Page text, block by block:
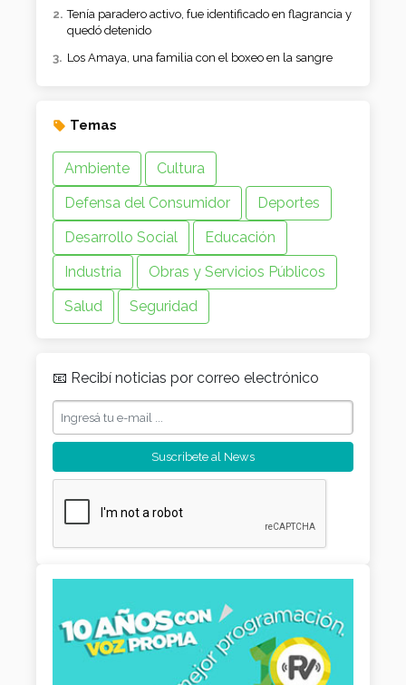
Tenía paradero activo, fue identificado en flagrancia y
quedó detenido
Los Amaya, una familia con el boxeo en la sangre
Temas
Ambiente
Cultura
Defensa del Consumidor
Deportes
Desarrollo Social
Educación
Industria
Obras y Servicios Públicos
Salud
Seguridad
📧 Recibí noticias por correo electrónico